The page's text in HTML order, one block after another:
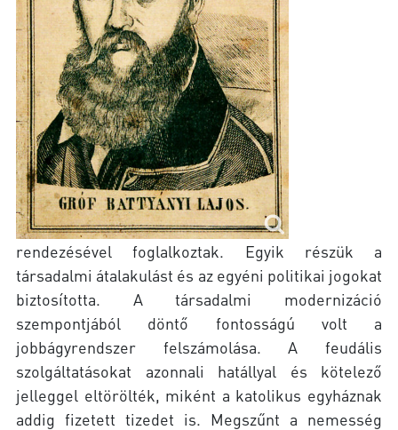
rendezésével foglalkoztak. Egyik részük a
társadalmi átalakulást és az egyéni politikai jogokat
biztosította. A társadalmi modernizáció
szempontjából döntő fontosságú volt a
jobbágyrendszer felszámolása. A feudális
szolgáltatásokat azonnali hatállyal és kötelező
jelleggel eltörölték, miként a katolikus egyháznak
addig fizetett tizedet is. Megszűnt a nemesség